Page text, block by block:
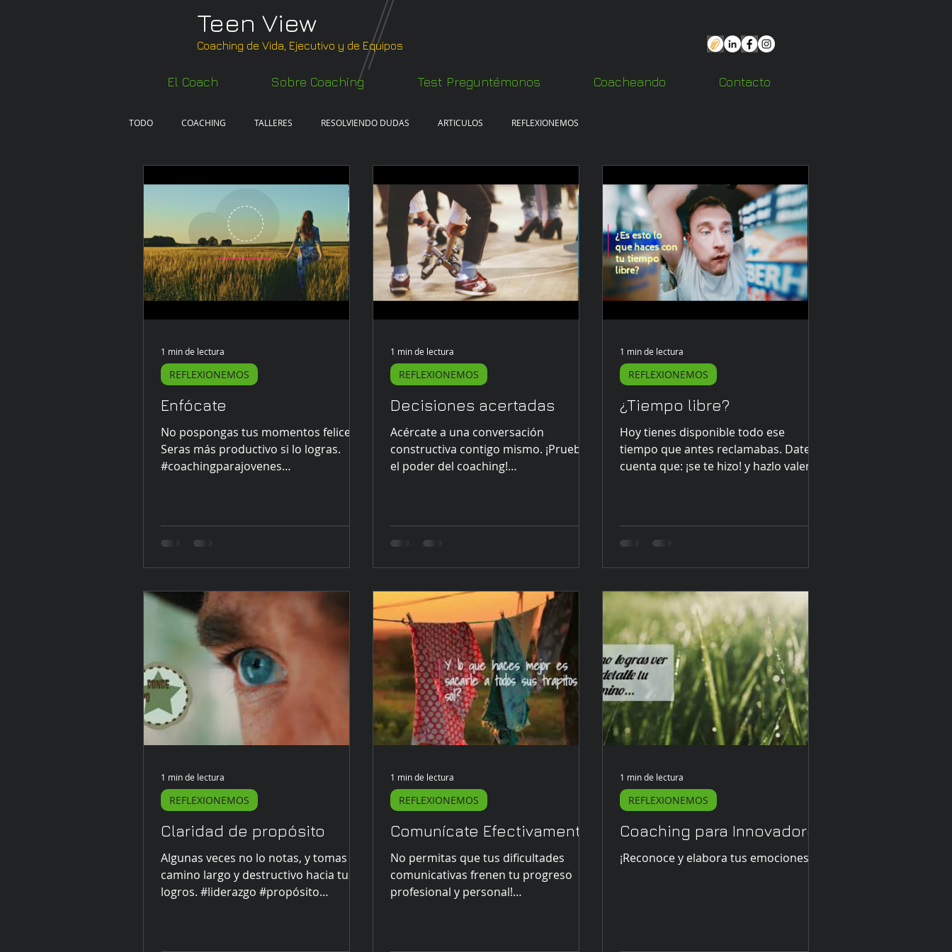
Teen View
Coaching de Vida, Ejecutivo y de Equipos
El Coach Sobre Coaching Test Preguntémonos Coacheando Contacto
TODO COACHING TALLERES RESOLVIENDO DUDAS ARTICULOS REFLEXIONEMOS
Enfócate
No pospongas tus momentos felices.
Seras más productivo si lo logras.
#coachingparajovenes
REFLEXIONEMOS
1 min de lectura
Decisiones acertadas
Acércate a una conversación
constructiva contigo mismo. ¡Prueba
el poder del coaching!
REFLEXIONEMOS
1 min de lectura
¿Tiempo libre?
Hoy tienes disponible todo ese
tiempo que antes reclamabas. Date
cuenta que: ¡se te hizo! y hazlo valer.
REFLEXIONEMOS
1 min de lectura
Claridad de propósito
Algunas veces no lo notas, y tomas el
camino largo y destructivo hacia tus
logros. #liderazgo #propósito
REFLEXIONEMOS
1 min de lectura
Comunícate Efectivamente
No permitas que tus dificultades
comunicativas frenen tu progreso
profesional y personal!
REFLEXIONEMOS
1 min de lectura
Coaching para Innovadores
¡Reconoce y elabora tus emociones!
REFLEXIONEMOS
1 min de lectura